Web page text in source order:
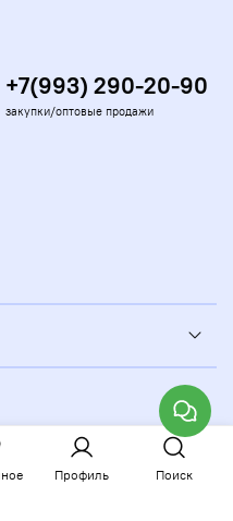
+7(993) 290-20-90
закупки/оптовые продажи
Профиль Поиск